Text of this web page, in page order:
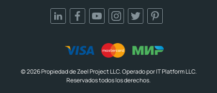
© 2026 Propiedad de Zeel Project LLC. Operado por IT Platform LLC.
Reservados todos los derechos.